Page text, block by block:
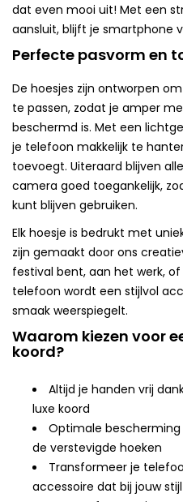
dat even mooi uit! Met een
aansluit, blijft je smartphone
Perfecte pasvorm en
De hoesjes zijn ontworpen
te passen, zodat je amper
beschermd is. Met een
je telefoon makkelijk te
toevoegt. Uiteraard blijven
camera goed toegankelijk,
kunt blijven gebruiken.
Elk hoesje is bedrukt met
zijn gemaakt door ons
festival bent, aan het werk,
telefoon wordt een stijlvol
smaak weerspiegelt.
Waarom kiezen voor
koord?
Altijd je handen vrij
luxe koord
Optimale bescherming
de verstevigde hoeken
Transformeer je
accessoire dat bij jouw